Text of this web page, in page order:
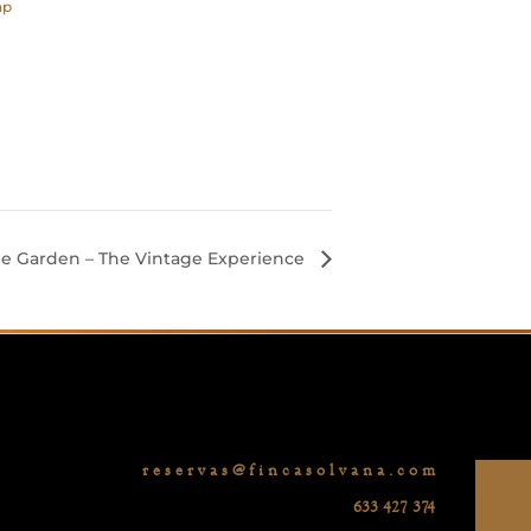
Garden – The Vintage Experience
r e s e r v a s @ f i n c a s o l v a n a . c o m
633 427 374